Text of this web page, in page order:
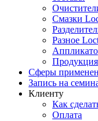
Смазки
Разное
Сферы
Запись на
Клиенту
Как
Оплата